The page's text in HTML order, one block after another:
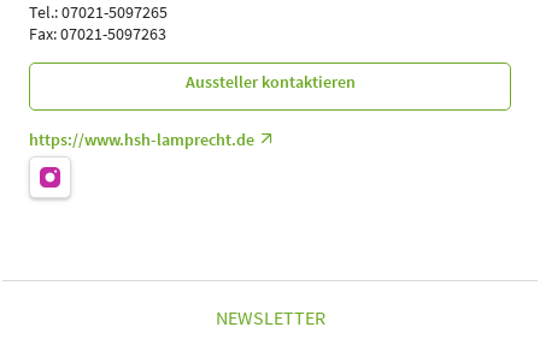
Tel.: 07021-5097265
Fax: 07021-5097263
Aussteller kontaktieren
https://www.hsh-lamprecht.de
NEWSLETTER